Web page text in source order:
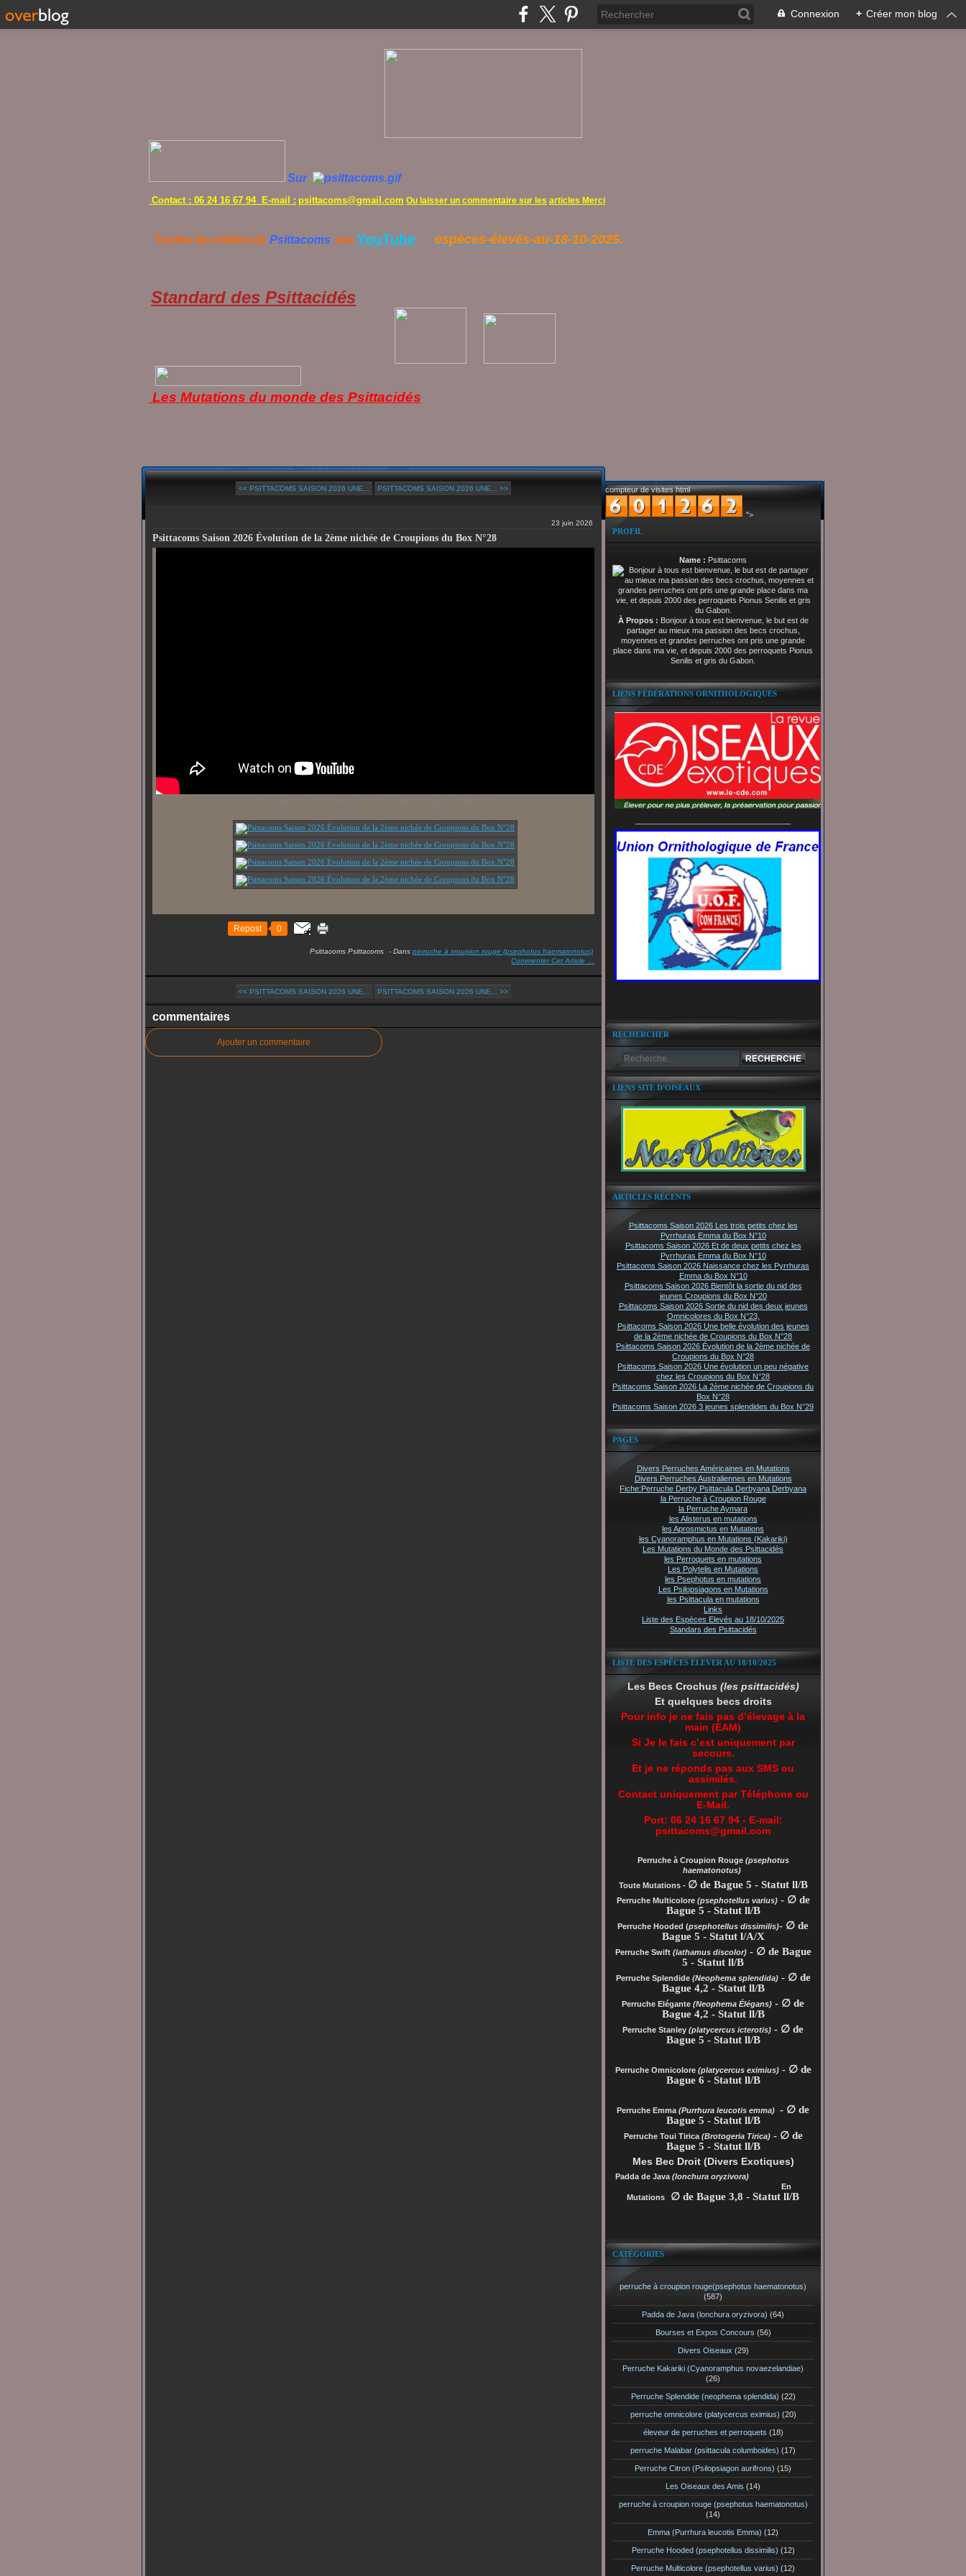
Connexion + Créer mon blog
Sur
Contact : 06 24 16 67 94 E-mail : psittacoms@gmail.com Ou laisser un commentaire sur les articles Merci
Toutes les vidéos de Psittacoms surYouTube espèces-élevés-au-18-10-2025.
Standard des Psittacidés
Les Mutations du monde des Psittacidés
<< PSITTACOMS SAISON 2026 UNE... PSITTACOMS SAISON 2026 UNE... >>
23 juin 2026
Psittacoms Saison 2026 Évolution de la 2ème nichée de Croupions du Box N°28
Repost 0
Psittacoms Psittacoms - Dans perruche à croupion rouge (psephotus haematonotus)
Commenter Cet Article
<< PSITTACOMS SAISON 2026 UNE... PSITTACOMS SAISON 2026 UNE... >>
commentaires
Ajouter un commentaire
compteur de visites html
">
PROFIL
Name : Psittacoms
À Propos : Bonjour à tous est bienvenue, le but est de
partager au mieux ma passion des becs crochus,
moyennes et grandes perruches ont pris une grande
place dans ma vie, et depuis 2000 des perroquets Pionus
Senilis et gris du Gabon.
LIENS FÉDÉRATIONS ORNITHOLOGIQUES
RECHERCHER
LIENS SITE D'OISEAUX
ARTICLES RÉCENTS
Psittacoms Saison 2026 Les trois petits chez les
Pyrrhuras Emma du Box N°10
Psittacoms Saison 2026 Et de deux petits chez les
Pyrrhuras Emma du Box N°10
Psittacoms Saison 2026 Naissance chez les Pyrrhuras
Emma du Box N°10
Psittacoms Saison 2026 Bientôt la sortie du nid des
jeunes Croupions du Box N°20
Psittacoms Saison 2026 Sortie du nid des deux jeunes
Omnicolores du Box N°23,
Psittacoms Saison 2026 Une belle évolution des jeunes
de la 2ème nichée de Croupions du Box N°28
Psittacoms Saison 2026 Évolution de la 2ème nichée de
Croupions du Box N°28
Psittacoms Saison 2026 Une évolution un peu négative
chez les Croupions du Box N°28
Psittacoms Saison 2026 La 2ème nichée de Croupions du
Box N°28
Psittacoms Saison 2026 3 jeunes splendides du Box N°29
PAGES
Divers Perruches Américaines en Mutations
Divers Perruches Australiennes en Mutations
Fiche:Perruche Derby Psittacula Derbyana Derbyana
la Perruche à Croupion Rouge
la Perruche Aymara
les Alisterus en mutations
les Aprosmictus en Mutations
les Cyanoramphus en Mutations (Kakariki)
Les Mutations du Monde des Psittacidés
les Perroquets en mutations
Les Polytelis en Mutations
les Psephotus en mutations
Les Psilopsiagons en Mutations
les Psittacula en mutations
Links
Liste des Espèces Elevés au 18/10/2025
Standars des Psittacidés
LISTE DES ESPÈCES ÉLEVER AU 18/10/2025
Les Becs Crochus (les psittacidés)
Et quelques becs droits
Pour info je ne fais pas d’élevage à la
main (EAM)
Si Je le fais c’est uniquement par
secours.
Et je ne réponds pas aux SMS ou
assimilés.
Contact uniquement par Téléphone ou
E-Mail.
Port: 06 24 16 67 94 - E-mail:
psittacoms@gmail.com
Perruche à Croupion Rouge(psephotus
haematonotus)
Toute Mutations - ∅ de Bague 5 - Statut ll/B
Perruche Multicolore (psephotellus varius)- ∅ de
Bague 5 - Statut ll/B
Perruche Hooded (psephotellus dissimilis)- ∅ de
Bague 5 - Statut l/A/X
Perruche Swift (lathamus discolor)- ∅ de Bague
5 - Statut ll/B
Perruche Splendide (Neophema splendida)- ∅ de
Bague 4,2 - Statut ll/B
Perruche Elégante (Neophema Élégans) - ∅ de
Bague 4,2 - Statut ll/B
Perruche Stanley (platycercus icterotis) - ∅ de
Bague 5 - Statut ll/B
Perruche Omnicolore (platycercus eximius)- ∅ de
Bague 6 - Statut ll/B
Perruche Emma (Purrhura leucotis emma) - ∅ de
Bague 5 - Statut ll/B
Perruche Toui Tirica (Brotogeria Tirica)- ∅ de
Bague 5 - Statut ll/B
Mes Bec Droit (Divers Exotiques)
Padda de Java(lonchura oryzivora)
En
Mutations
∅ de Bague 3,8 - Statut ll/B
CATÉGORIES
perruche à croupion rouge(psephotus haematonotus)
(587)
Padda de Java (lonchura oryzivora) (64)
Bourses et Expos Concours (56)
Divers Oiseaux (29)
Perruche Kakariki (Cyanoramphus novaezelandiae)
(26)
Perruche Splendide (neophema splendida) (22)
perruche omnicolore (platycercus eximius) (20)
éleveur de perruches et perroquets (18)
perruche Malabar (psittacula columboides) (17)
Perruche Citron (Psilopsiagon aurifrons) (15)
Les Oiseaux des Amis (14)
perruche à croupion rouge (psephotus haematonotus)
(14)
Emma (Purrhura leucotis Emma) (12)
Perruche Hooded (psephotellus dissimilis) (12)
Perruche Multicolore (psephotellus varius) (12)